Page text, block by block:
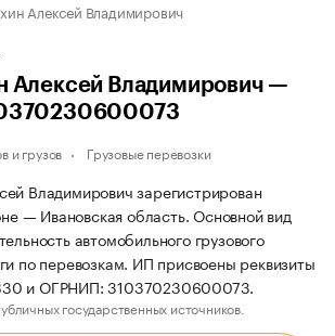
Алексей Владимирович
Алексей Владимирович —
и грузов Грузовые перевозки
Владимирович зарегистрирован
— Ивановская область. Основной вид
автомобильного грузового
по перевозкам. ИП присвоены реквизиты
и ОГРНИП: 310370230600073.
государственных источников.